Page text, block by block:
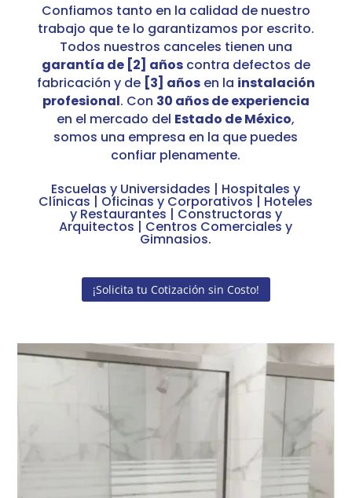
Confiamos tanto en la calidad de nuestro
trabajo que te lo garantizamos por escrito.
Todos nuestros canceles tienen una
garantía de [2] añoscontra defectos de
fabricación y de [3] añosen la instalación
profesional. Con 30 años de experiencia
en el mercado del Estado de México,
somos una empresa en la que puedes
confiar plenamente.
Escuelas y Universidades | Hospitales y
Clínicas | Oficinas y Corporativos | Hoteles
y Restaurantes | Constructoras y
Arquitectos | Centros Comerciales y
Gimnasios.
¡Solicita tu Cotización sin Costo!